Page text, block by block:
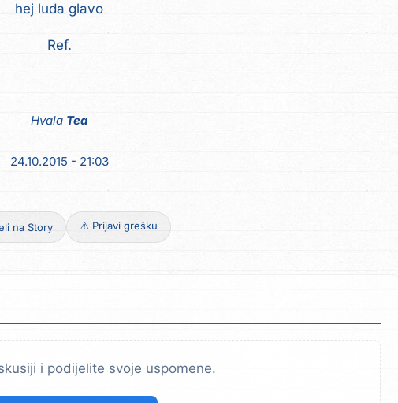
hej luda glavo
Ref.
Hvala Tea
24.10.2015 - 21:03
na Story ⚠️ Prijavi grešku
i podijelite svoje uspomene.